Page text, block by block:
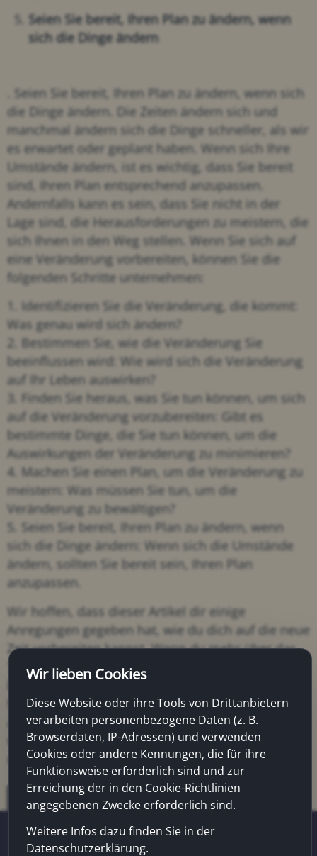
Seien Sie bereit, Ihren Plan zu ändern, wenn
sich die Dinge ändern
. Seien Sie bereit, Ihren Plan zu ändern, wenn sich
die Dinge ändern. Die Zeiten ändern sich und
manchmal ändern sich die Dinge schneller, als wir
es erwartet oder geplant haben. Wenn sich Ihre
Umstände ändern, ist es wichtig, dass Sie bereit
sind, Ihren Plan entsprechend anzupassen.
Andernfalls kann es sein, dass Sie nicht in der
Lage sind, die Herausforderungen zu meistern, die
sich Ihnen in den Weg stellen. Wenn Sie sich auf
eine Veränderung vorbereiten, können Sie die
folgenden Schritte unternehmen:
1. Identifizieren Sie die Veränderung, die kommt:
Was genau wird sich ändern?
2. Bestimmen Sie, wie die Veränderung Sie
beeinflussen wird: Wie wird sich die Veränderung
auf Ihr Leben auswirken?
3. Finden Sie heraus, was Sie tun können, um sich
auf die Veränderung vorzubereiten: Gibt es
bestimmte Dinge, die Sie tun können, um die
Auswirkungen der Veränderung zu minimieren?
4. Machen Sie einen Plan, um die Veränderung zu
meistern: Was müssen Sie tun, um die
Veränderung zu bewältigen?
5. Seien Sie bereit, Ihren Plan zu ändern, wenn
sich die Dinge ändern: Wenn sich die Umstände
ändern, sollten Sie bereit sein, Ihren Plan
anzupassen.
Wir hoffen, dass dieser Artikel dir einige
Anregungen gegeben hat, wie du dich auf die neue
Zeit vorbereiten kannst. Wenn du mehr über das
Thema erfahren möchtest, kannst du unseren
kostenlosen Leitfaden herunterladen. Darin
findest du weitere Tipps und Tricks, wie du dich
auf die neue Zeit vorbereiten kannst. Wir
wünschen dir viel Erfolg beim Aufbau deiner
neuen Zukunft!
Zurück
Wir lieben Cookies
Diese Website oder ihre Tools von Drittanbietern
verarbeiten personenbezogene Daten (z. B.
Browserdaten, IP-Adressen) und verwenden
Cookies oder andere Kennungen, die für ihre
Funktionsweise erforderlich sind und zur
Erreichung der in den Cookie-Richtlinien
angegebenen Zwecke erforderlich sind.
Weitere Infos dazu finden Sie in der
Datenschutzerklärung.